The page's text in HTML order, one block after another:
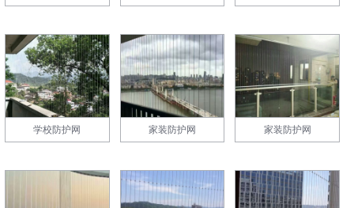
学校防护网 家装防护网 家装防护网